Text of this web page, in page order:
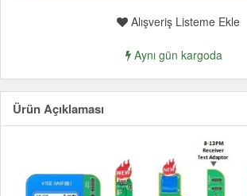
Alışveriş Listeme Ekle
Aynı gün kargoda
Ürün Açıklaması